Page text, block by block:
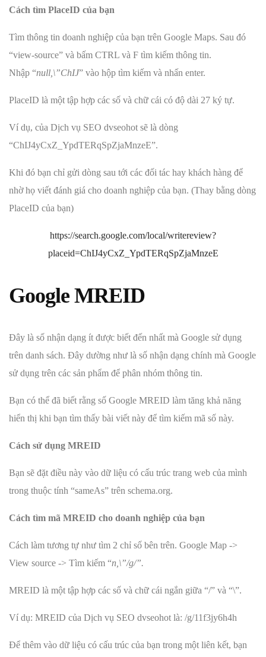
Cách tìm PlaceID của bạn
Tìm thông tin doanh nghiệp của bạn trên Google Maps. Sau đó
“view-source” và bấm CTRL và F tìm kiếm thông tin.
Nhập “null,\”ChIJ” vào hộp tìm kiếm và nhấn enter.
PlaceID là một tập hợp các số và chữ cái có độ dài 27 ký tự.
Ví dụ, của Dịch vụ SEO dvseohot sẽ là dòng
“ChIJ4yCxZ_YpdTERqSpZjaMnzeE”.
Khi đó bạn chỉ gửi dòng sau tới các đối tác hay khách hàng để
nhờ họ viết đánh giá cho doanh nghiệp của bạn. (Thay bằng dòng
PlaceID của bạn)
https://search.google.com/local/writereview?
placeid=ChIJ4yCxZ_YpdTERqSpZjaMnzeE
Google MREID
Đây là số nhận dạng ít được biết đến nhất mà Google sử dụng
trên danh sách. Đây dường như là số nhận dạng chính mà Google
sử dụng trên các sản phẩm để phân nhóm thông tin.
Bạn có thể đã biết rằng số Google MREID làm tăng khả năng
hiển thị khi bạn tìm thấy bài viết này để tìm kiếm mã số này.
Cách sử dụng MREID
Bạn sẽ đặt điều này vào dữ liệu có cấu trúc trang web của mình
trong thuộc tính “sameAs” trên schema.org.
Cách tìm mã MREID cho doanh nghiệp của bạn
Cách làm tương tự như tìm 2 chỉ số bên trên. Google Map ->
View source -> Tìm kiếm “n,\”/g/”.
MREID là một tập hợp các số và chữ cái ngắn giữa “/” và “\”.
Ví dụ: MREID của Dịch vụ SEO dvseohot là: /g/11f3jy6h4h
Để thêm vào dữ liệu có cấu trúc của bạn trong một liên kết, bạn